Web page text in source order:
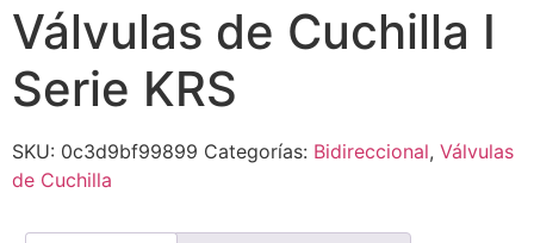
Válvulas de Cuchilla I
Serie KRS
SKU: 0c3d9bf99899 Categorías: Bidireccional, Válvulas
de Cuchilla